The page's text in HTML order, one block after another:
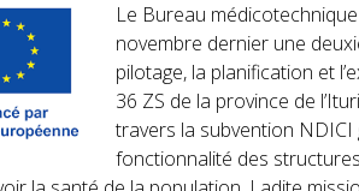
Le Bureau
novembre dernier une
pilotage, la planification et
36 ZS de la province de
travers la subvention
fonctionnalité des